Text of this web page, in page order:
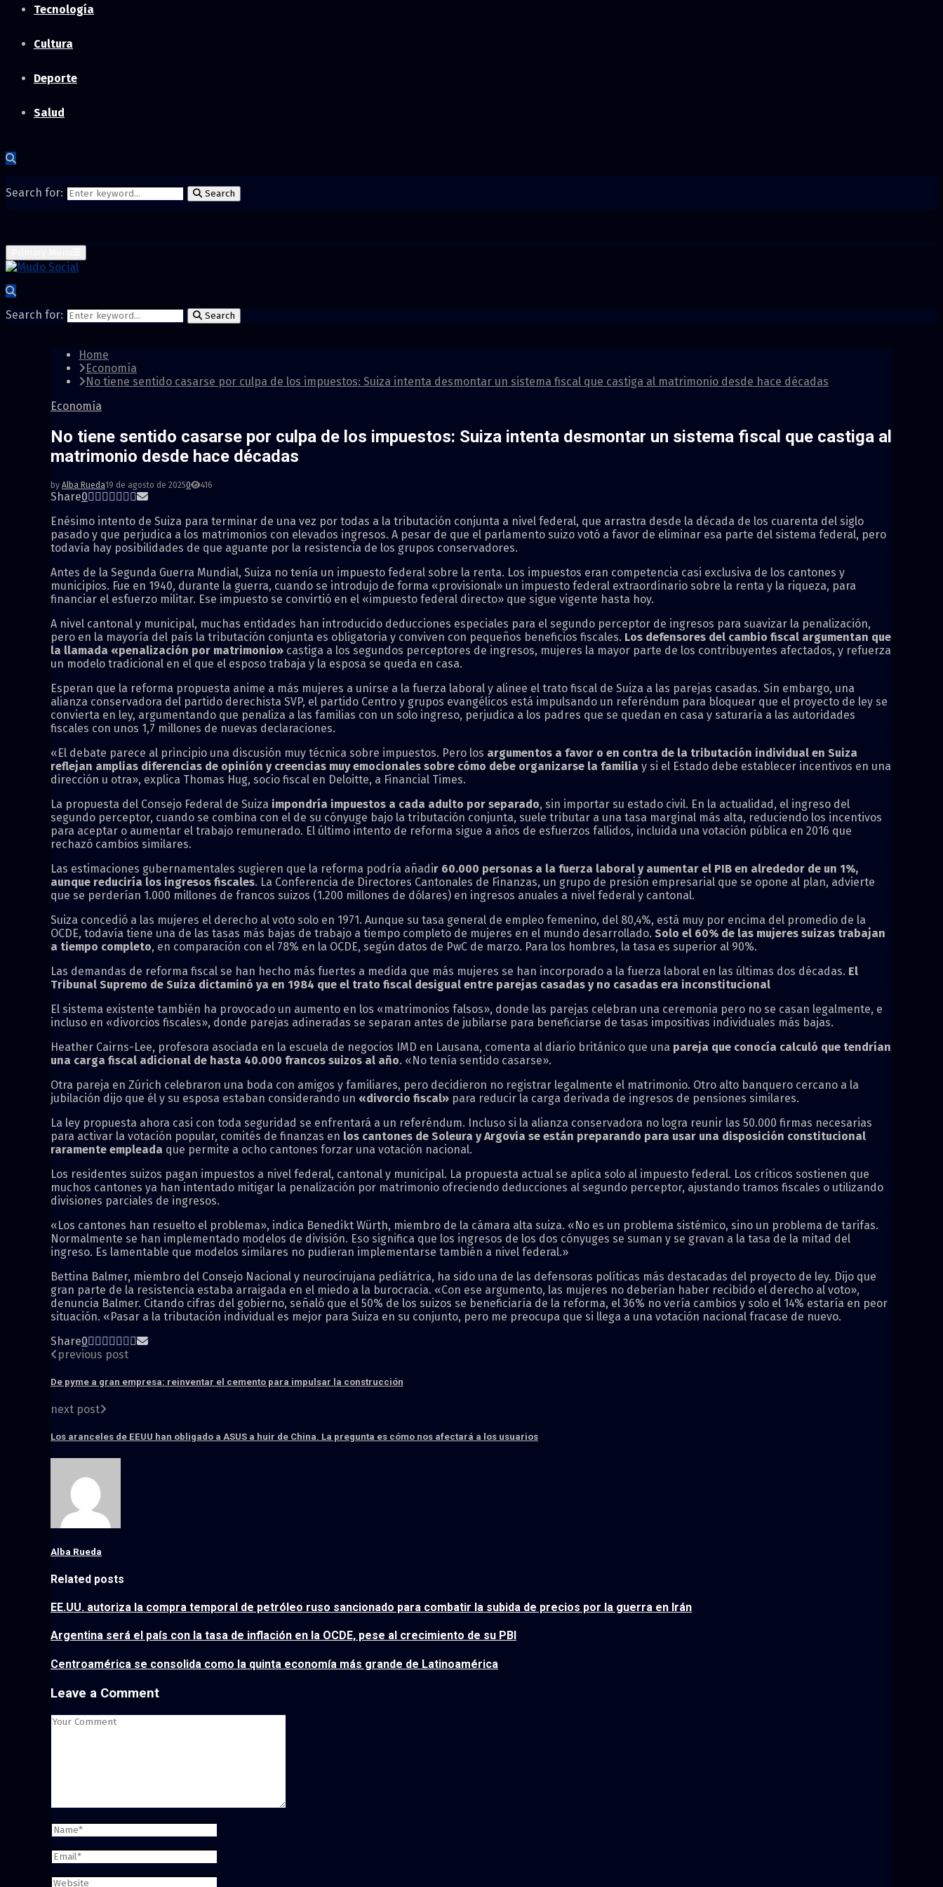
Tecnología
Cultura
Deporte
Salud
Search for: Search
Search for: Search
Home
Economía
No tiene sentido casarse por culpa de los impuestos: Suiza intenta desmontar un sistema fiscal que castiga al matrimonio desde hace décadas
Economía
No tiene sentido casarse por culpa de los impuestos: Suiza intenta desmontar un sistema fiscal que castiga al
matrimonio desde hace décadas
by Alba Rueda19 de agosto de 20250 416
Share0
Enésimo intento de Suiza para terminar de una vez por todas a la tributación conjunta a nivel federal, que arrastra desde la década de los cuarenta del siglo
pasado y que perjudica a los matrimonios con elevados ingresos. A pesar de que el parlamento suizo votó a favor de eliminar esa parte del sistema federal, pero
todavía hay posibilidades de que aguante por la resistencia de los grupos conservadores.
Antes de la Segunda Guerra Mundial, Suiza no tenía un impuesto federal sobre la renta. Los impuestos eran competencia casi exclusiva de los cantones y
municipios. Fue en 1940, durante la guerra, cuando se introdujo de forma «provisional» un impuesto federal extraordinario sobre la renta y la riqueza, para
financiar el esfuerzo militar. Ese impuesto se convirtió en el «impuesto federal directo» que sigue vigente hasta hoy.
A nivel cantonal y municipal, muchas entidades han introducido deducciones especiales para el segundo perceptor de ingresos para suavizar la penalización,
pero en la mayoría del país la tributación conjunta es obligatoria y conviven con pequeños beneficios fiscales. Los defensores del cambio fiscal argumentan que
la llamada «penalización por matrimonio» castiga a los segundos perceptores de ingresos, mujeres la mayor parte de los contribuyentes afectados, y refuerza
un modelo tradicional en el que el esposo trabaja y la esposa se queda en casa.
Esperan que la reforma propuesta anime a más mujeres a unirse a la fuerza laboral y alinee el trato fiscal de Suiza a las parejas casadas. Sin embargo, una
alianza conservadora del partido derechista SVP, el partido Centro y grupos evangélicos está impulsando un referéndum para bloquear que el proyecto de ley se
convierta en ley, argumentando que penaliza a las familias con un solo ingreso, perjudica a los padres que se quedan en casa y saturaría a las autoridades
fiscales con unos 1,7 millones de nuevas declaraciones.
«El debate parece al principio una discusión muy técnica sobre impuestos. Pero los argumentos a favor o en contra de la tributación individual en Suiza
reflejan amplias diferencias de opinión y creencias muy emocionales sobre cómo debe organizarse la familia y si el Estado debe establecer incentivos en una
dirección u otra», explica Thomas Hug, socio fiscal en Deloitte, a Financial Times.
La propuesta del Consejo Federal de Suiza impondría impuestos a cada adulto por separado, sin importar su estado civil. En la actualidad, el ingreso del
segundo perceptor, cuando se combina con el de su cónyuge bajo la tributación conjunta, suele tributar a una tasa marginal más alta, reduciendo los incentivos
para aceptar o aumentar el trabajo remunerado. El último intento de reforma sigue a años de esfuerzos fallidos, incluida una votación pública en 2016 que
rechazó cambios similares.
Las estimaciones gubernamentales sugieren que la reforma podría añadir 60.000 personas a la fuerza laboral y aumentar el PIB en alrededor de un 1%,
aunque reduciría los ingresos fiscales. La Conferencia de Directores Cantonales de Finanzas, un grupo de presión empresarial que se opone al plan, advierte
que se perderían 1.000 millones de francos suizos (1.200 millones de dólares) en ingresos anuales a nivel federal y cantonal.
Suiza concedió a las mujeres el derecho al voto solo en 1971. Aunque su tasa general de empleo femenino, del 80,4%, está muy por encima del promedio de la
OCDE, todavía tiene una de las tasas más bajas de trabajo a tiempo completo de mujeres en el mundo desarrollado. Solo el 60% de las mujeres suizas trabajan
a tiempo completo, en comparación con el 78% en la OCDE, según datos de PwC de marzo. Para los hombres, la tasa es superior al 90%.
Las demandas de reforma fiscal se han hecho más fuertes a medida que más mujeres se han incorporado a la fuerza laboral en las últimas dos décadas. El
Tribunal Supremo de Suiza dictaminó ya en 1984 que el trato fiscal desigual entre parejas casadas y no casadas era inconstitucional
El sistema existente también ha provocado un aumento en los «matrimonios falsos», donde las parejas celebran una ceremonia pero no se casan legalmente, e
incluso en «divorcios fiscales», donde parejas adineradas se separan antes de jubilarse para beneficiarse de tasas impositivas individuales más bajas.
Heather Cairns-Lee, profesora asociada en la escuela de negocios IMD en Lausana, comenta al diario británico que una pareja que conocía calculó que tendrían
una carga fiscal adicional de hasta 40.000 francos suizos al año. «No tenía sentido casarse».
Otra pareja en Zúrich celebraron una boda con amigos y familiares, pero decidieron no registrar legalmente el matrimonio. Otro alto banquero cercano a la
jubilación dijo que él y su esposa estaban considerando un «divorcio fiscal» para reducir la carga derivada de ingresos de pensiones similares.
La ley propuesta ahora casi con toda seguridad se enfrentará a un referéndum. Incluso si la alianza conservadora no logra reunir las 50.000 firmas necesarias
para activar la votación popular, comités de finanzas en los cantones de Soleura y Argovia se están preparando para usar una disposición constitucional
raramente empleada que permite a ocho cantones forzar una votación nacional.
Los residentes suizos pagan impuestos a nivel federal, cantonal y municipal. La propuesta actual se aplica solo al impuesto federal. Los críticos sostienen que
muchos cantones ya han intentado mitigar la penalización por matrimonio ofreciendo deducciones al segundo perceptor, ajustando tramos fiscales o utilizando
divisiones parciales de ingresos.
«Los cantones han resuelto el problema», indica Benedikt Würth, miembro de la cámara alta suiza. «No es un problema sistémico, sino un problema de tarifas.
Normalmente se han implementado modelos de división. Eso significa que los ingresos de los dos cónyuges se suman y se gravan a la tasa de la mitad del
ingreso. Es lamentable que modelos similares no pudieran implementarse también a nivel federal.»
Bettina Balmer, miembro del Consejo Nacional y neurocirujana pediátrica, ha sido una de las defensoras políticas más destacadas del proyecto de ley. Dijo que
gran parte de la resistencia estaba arraigada en el miedo a la burocracia. «Con ese argumento, las mujeres no deberían haber recibido el derecho al voto»,
denuncia Balmer. Citando cifras del gobierno, señaló que el 50% de los suizos se beneficiaría de la reforma, el 36% no vería cambios y solo el 14% estaría en peor
situación. «Pasar a la tributación individual es mejor para Suiza en su conjunto, pero me preocupa que si llega a una votación nacional fracase de nuevo.
Share0
previous post
De pyme a gran empresa: reinventar el cemento para impulsar la construcción
next post
Los aranceles de EEUU han obligado a ASUS a huir de China. La pregunta es cómo nos afectará a los usuarios
Alba Rueda
Related posts
EE.UU. autoriza la compra temporal de petróleo ruso sancionado para combatir la subida de precios por la guerra en Irán
Argentina será el país con la tasa de inflación en la OCDE, pese al crecimiento de su PBI
Centroamérica se consolida como la quinta economía más grande de Latinoamérica
Leave a Comment